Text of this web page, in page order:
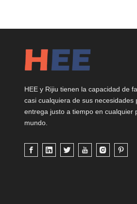
HEE y Rijiu tienen la capacidad de
casi cualquiera de sus necesidades
entrega justo a tiempo en cualquier
mundo.